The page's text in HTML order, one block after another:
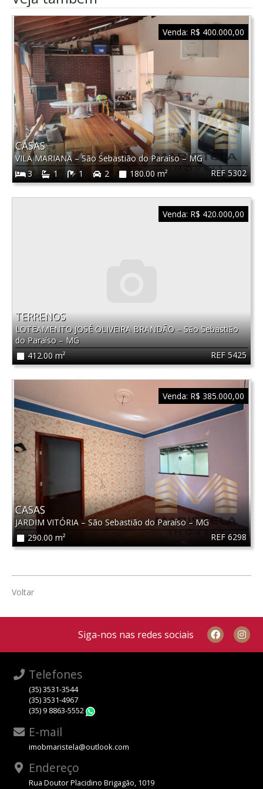
REF 5302
CASAS
VILA MARIANA–São Sebastião do Paraíso–MG
3
1 1 2 180.00 m²
Venda: R$ 400.000,00
REF 5425
TERRENOS
LOTEAMENTO JOSÉ OLIVEIRA BRANDÃO–São Sebastião
do Paraíso–MG
412.00 m²
Venda: R$ 420.000,00
REF 6298
CASAS
JARDIM VITÓRIA –São Sebastião do Paraíso –MG
290.00 m²
Venda: R$ 385.000,00
Voltar
Siga-nos nas redes sociais
Telefones
(35) 3531-3544
(35) 3531-4967
(35) 9 8863-5552
E-mail
imobmaristela@outlook.com
Endereço
Rua Doutor Placidino Brigagão, 1019